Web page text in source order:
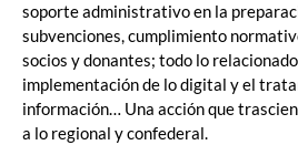
soporte administrativo en la
subvenciones, cumplimiento
socios y donantes; todo lo
implementación de lo digital y el
información… Una acción que
a lo regional y confederal.